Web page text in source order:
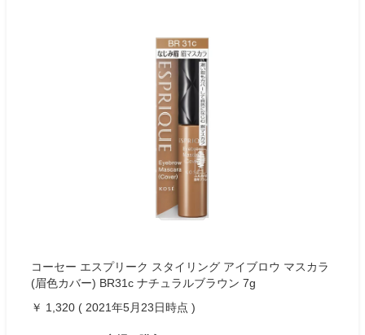
コーセー エスプリーク スタイリング アイブロウ マスカラ
(眉色カバー) BR31c ナチュラルブラウン 7g
￥ 1,320 ( 2021年5月23日時点 )